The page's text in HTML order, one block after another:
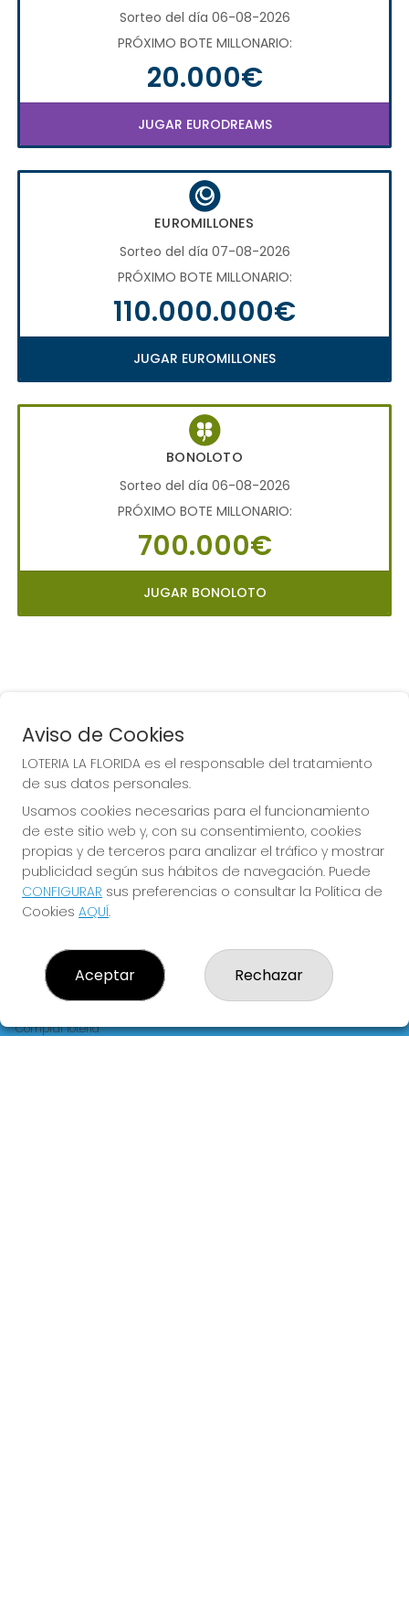
Sorteo del día 06-08-2026
PRÓXIMO BOTE MILLONARIO:
20.000€
JUGAR EURODREAMS
EUROMILLONES
Sorteo del día 07-08-2026
PRÓXIMO BOTE MILLONARIO:
110.000.000€
JUGAR EUROMILLONES
BONOLOTO
Sorteo del día 06-08-2026
PRÓXIMO BOTE MILLONARIO:
700.000€
JUGAR BONOLOTO
COMPRA EN LOTERIA LA
FLORIDA
Y QUE LAS MEIGAS TE
ACOMPAÑEN
LOTERIA LA FLORIDA
Comprar lotería
Aviso de Cookies
LOTERIA LA FLORIDA es el responsable del tratamiento
de sus datos personales.
Usamos cookies necesarias para el funcionamiento
de este sitio web y, con su consentimiento, cookies
propias y de terceros para analizar el tráfico y mostrar
publicidad según sus hábitos de navegación. Puede
CONFIGURAR sus preferencias o consultar la Política de
Cookies AQUÍ.
Aceptar Rechazar